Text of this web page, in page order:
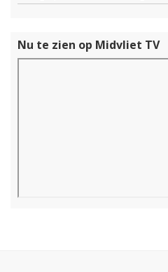
Nu te zien op Midvliet TV